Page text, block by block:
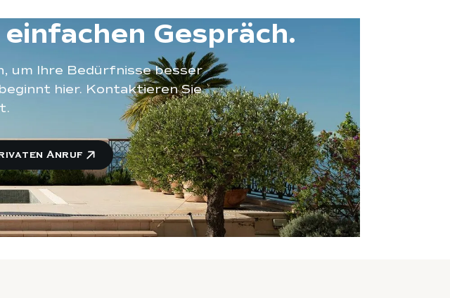
Gespräch.
um Ihre Bedürfnisse besser
hier. Kontaktieren Sie
Anruf